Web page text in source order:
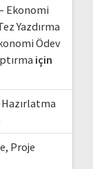
Ekonomi
Yazdırma
Ödev
için
Proje